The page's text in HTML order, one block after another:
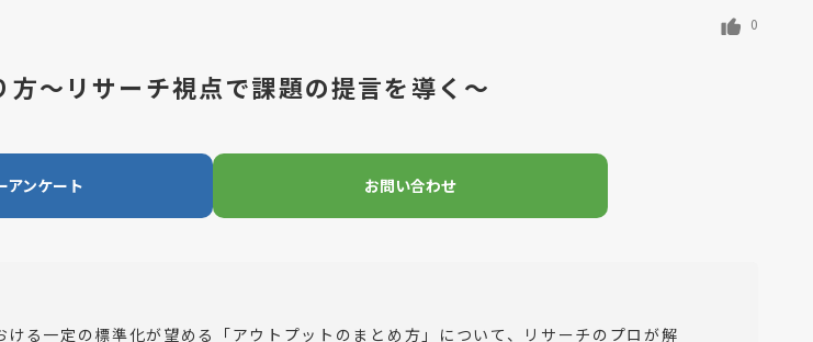
0
方～リサーチ視点で課題の提言を導く～
アンケート お問い合わせ
る一定の標準化が望める「アウトプットのまとめ方」について、リサーチのプロが解